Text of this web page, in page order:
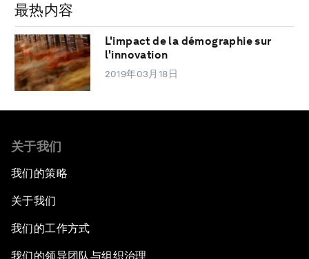
最热内容
L'impact de la démographie sur
l'innovation
2019年03月18日
关于我们
我们的策略
关于我们
我们的工作方式
我们的领导团队与组织治理